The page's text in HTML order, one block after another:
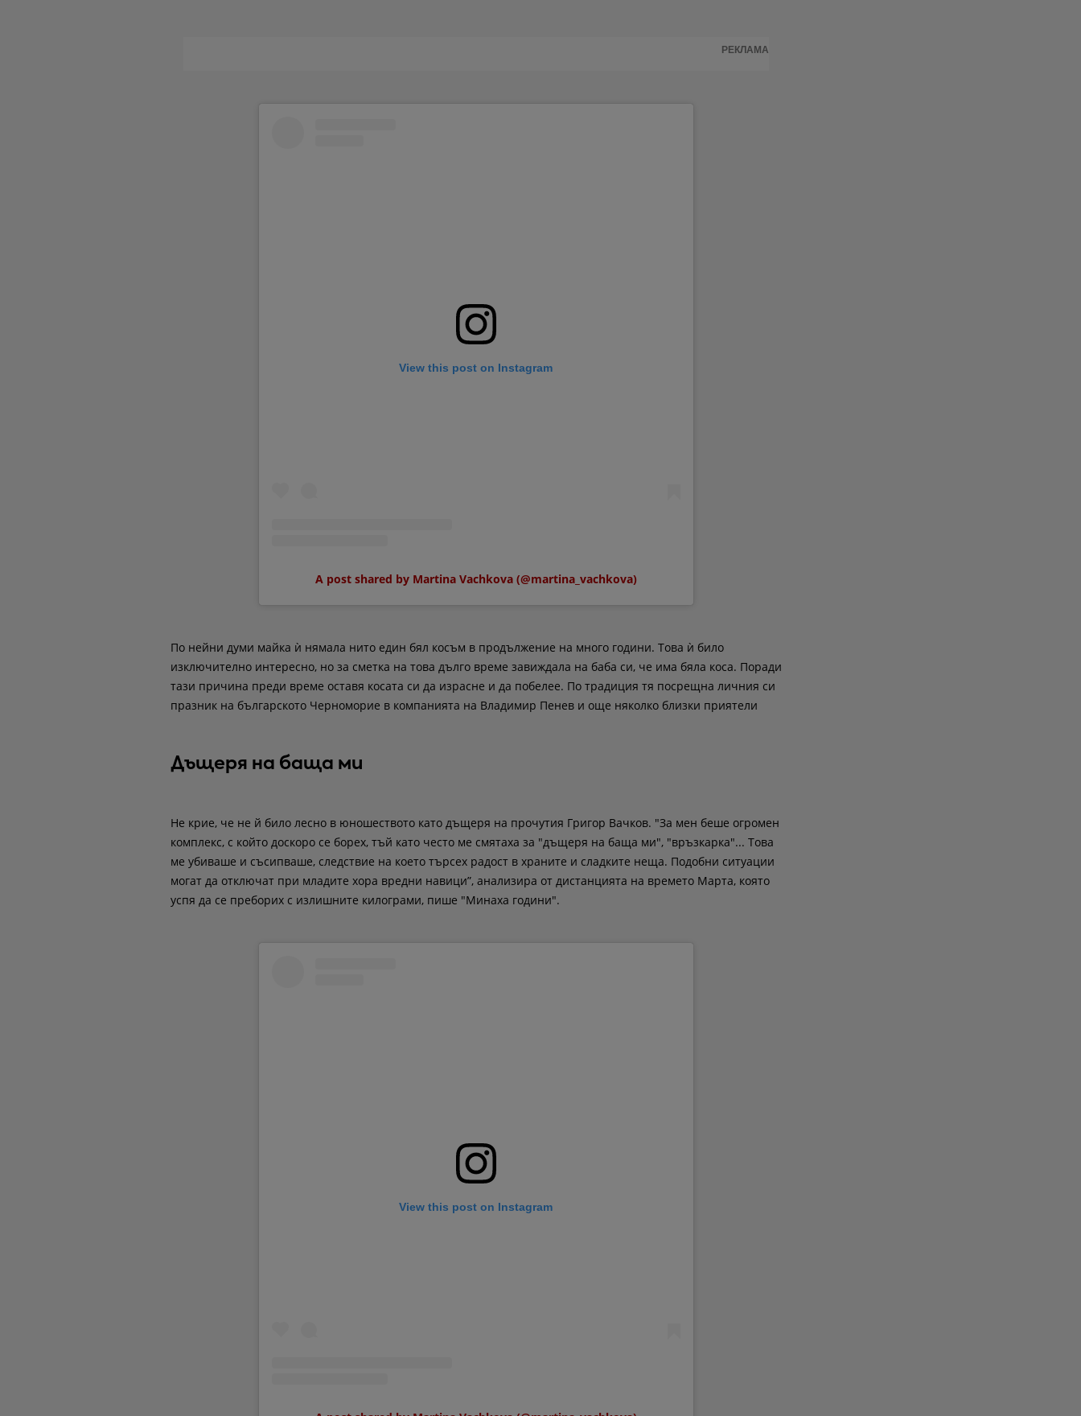
РЕКЛАМА
View this post on Instagram
A post shared by Martina Vachkova (@martina_vachkova)
По нейни думи майка ѝ нямала нито един бял косъм в продължение на много години. Това ѝ било
изключително интересно, но за сметка на това дълго време завиждала на баба си, че има бяла коса. Поради
тази причина преди време оставя косата си да израсне и да побелее. По традиция тя посрещна личния си
празник на българското Черноморие в компанията на Владимир Пенев и още няколко близки приятели
Дъщеря на баща ми
Не крие, че не й било лесно в юношеството като дъщеря на прочутия Григор Вачков. "За мен беше огромен
комплекс, с който доскоро се борех, тъй като често ме смятаха за "дъщеря на баща ми", "връзкарка"... Това
ме убиваше и съсипваше, следствие на което търсех радост в храните и сладките неща. Подобни ситуации
могат да отключат при младите хора вредни навици”, анализира от дистанцията на времето Марта, която
успя да се преборих с излишните килограми, пише "Минаха години".
View this post on Instagram